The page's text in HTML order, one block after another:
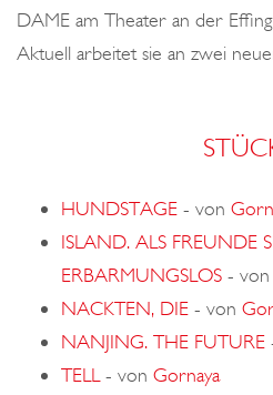
DAME am Theater an der
Aktuell arbeitet sie an zwei
HUNDSTAGE - von
ISLAND. ALS FREUNDE
ERBARMUNGSLOS - von
NACKTEN, DIE - von
NANJING. THE FUTURE
TELL- von Gornaya